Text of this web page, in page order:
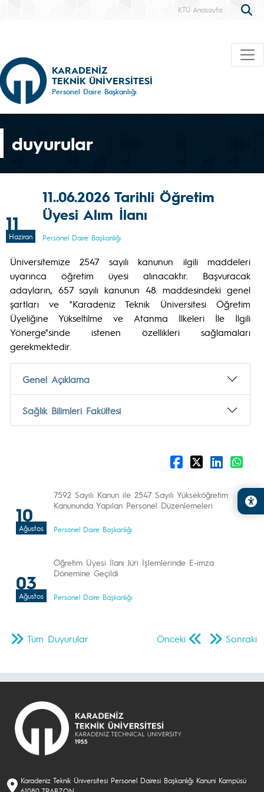
KTÜ Anasayfa
KARADENİZ
TEKNİK ÜNİVERSİTESİ
Personel Daire Başkanlığı
duyurular
11
Haziran
11..06.2026 Tarihli Öğretim
Üyesi Alım İlanı
Personel Daire Başkanlığı
Üniversitemize 2547 sayılı kanunun ilgili maddeleri
uyarınca öğretim üyesi alınacaktır. Başvuracak
adayların, 657 sayılı kanunun 48. maddesindeki genel
şartları ve "Karadeniz Teknik Üniversitesi Öğretim
Üyeliğine Yükseltilme ve Atanma İlkeleri İle İlgili
Yönerge"sinde istenen özellikleri sağlamaları
gerekmektedir.
Genel Açıklama
Sağlık Bilimleri Fakültesi
10
Ağustos
7592 Sayılı Kanun ile 2547 Sayılı Yükseköğretim
Kanununda Yapılan Personel Düzenlemeleri
Personel Daire Başkanlığı
03
Ağustos
Öğretim Üyesi İlanı Jüri İşlemlerinde E-imza
Dönemine Geçildi
Personel Daire Başkanlığı
Önceki Sonraki
Tüm Duyurular
Karadeniz Teknik Üniversitesi Personel Dairesi Başkanlığı Kanuni Kampüsü